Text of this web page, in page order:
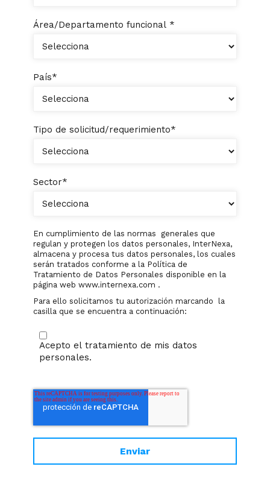
Área/Departamento funcional *
País*
Tipo de solicitud/requerimiento*
Sector*
En cumplimiento de las normas generales que
regulan y protegen los datos personales, InterNexa,
almacena y procesa tus datos personales, los cuales
serán tratados conforme a la Política de
Tratamiento de Datos Personales disponible en la
página web www.internexa.com .
Para ello solicitamos tu autorización marcando la
casilla que se encuentra a continuación:
Acepto el tratamiento de mis datos
personales.